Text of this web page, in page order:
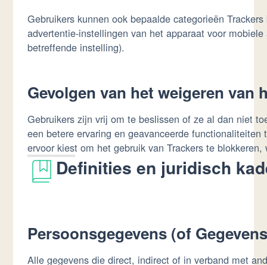
Gebruikers kunnen ook bepaalde categorieën
advertentie-instellingen van het apparaat voor
betreffende instelling).
Gevolgen van het weigeren van
Gebruikers zijn vrij om te beslissen of ze al dan niet
een betere ervaring en geavanceerde
ervoor kiest om het gebruik van Trackers te
Definities en juridisch
Persoonsgegevens (of
Alle gegevens die direct, indirect of in verband met